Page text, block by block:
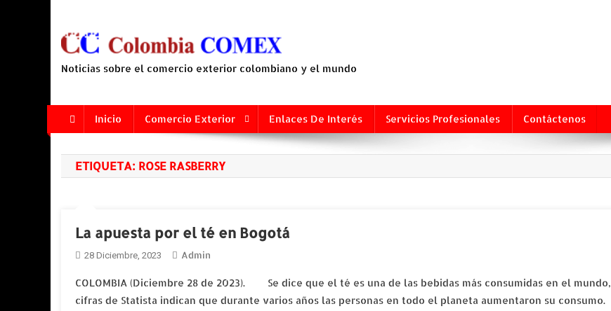
contenido
Noticias sobre el comercio exterior colombiano y el mundo
Inicio Comercio Exterior Enlaces De Interés Servicios Profesionales Contáctenos
ETIQUETA: ROSE RASBERRY
La apuesta por el té en Bogotá
28 Diciembre, 2023 Admin
COLOMBIA (Diciembre 28 de 2023). Se dice que el té es una de las bebidas más consumidas en el mundo,
cifras de Statista indican que durante varios años las personas en todo el planeta aumentaron su consumo.